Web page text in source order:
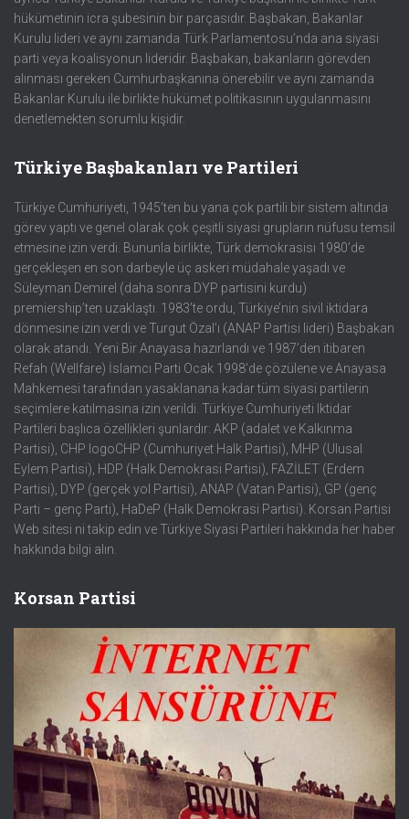
r
:hükümetinin icra şubesinin bir parçasıdır. Başbakan, Bakanlar
Kurulu lideri ve aynı zamanda Türk Parlamentosu’nda ana siyasi
parti veya koalisyonun lideridir. Başbakan, bakanların görevden
alınması gereken Cumhurbaşkanına önerebilir ve aynı zamanda
Bakanlar Kurulu ile birlikte hükümet politikasının uygulanmasını
denetlemekten sorumlu kişidir.
Türkiye Başbakanları ve Partileri
Türkiye Cumhuriyeti, 1945’ten bu yana çok partili bir sistem altında
görev yaptı ve genel olarak çok çeşitli siyasi grupların nüfusu temsil
etmesine izin verdi. Bununla birlikte, Türk demokrasisi 1980’de
gerçekleşen en son darbeyle üç askeri müdahale yaşadı ve
Süleyman Demirel (daha sonra DYP partisini kurdu)
premiership’ten uzaklaştı. 1983’te ordu, Türkiye’nin sivil iktidara
dönmesine izin verdi ve Turgut Özal’ı (ANAP Partisi lideri) Başbakan
olarak atandı. Yeni Bir Anayasa hazırlandı ve 1987’den itibaren
Refah (Wellfare) İslamcı Parti Ocak 1998’de çözülene ve Anayasa
Mahkemesi tarafından yasaklanana kadar tüm siyasi partilerin
seçimlere katılmasına izin verildi. Türkiye Cumhuriyeti Iktidar
Partileri başlıca özellikleri şunlardır: AKP (adalet ve Kalkınma
Partisi), CHP logoCHP (Cumhuriyet Halk Partisi), MHP (Ulusal
Eylem Partisi), HDP (Halk Demokrasi Partisi), FAZİLET (Erdem
Partisi), DYP (gerçek yol Partisi), ANAP (Vatan Partisi), GP (genç
Parti – genç Parti), HaDeP (Halk Demokrasi Partisi). Korsan Partisi
Web sitesi ni takip edin ve Türkiye Siyasi Partileri hakkında her haber
hakkında bilgi alın.
Korsan Partisi